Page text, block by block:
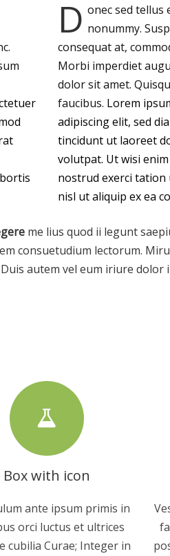
D onec sed tellus
nonummy.
consequat at,
Morbi imperdiet
dolor sit amet.
faucibus. Lorem
adipiscing elit, sed
tincidunt ut laoreet
volutpat. Ut wisi
nostrud exerci
nisl ut aliquip ex ea
me lius quod ii legunt
consuetudium lectorum.
autem vel eum iriure
Box with icon
ante ipsum primis in
orci luctus et ultrices
cubilia Curae; Integer in